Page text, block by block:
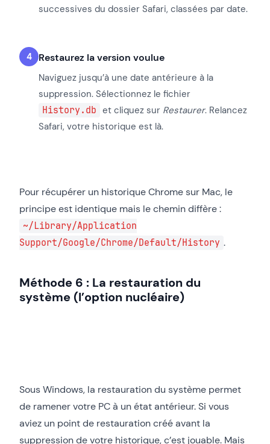
successives du dossier Safari, classées par date.
Restaurez la version voulue
Naviguez jusqu’à une date antérieure à la
suppression. Sélectionnez le fichier
History.db et cliquez sur Restaurer. Relancez
Safari, votre historique est là.
Pour récupérer un historique Chrome sur Mac, le
principe est identique mais le chemin diffère :
~/Library/Application
Support/Google/Chrome/Default/History .
Méthode 6 : La restauration du
système (l’option nucléaire)
Sous Windows, la restauration du système permet
de ramener votre PC à un état antérieur. Si vous
aviez un point de restauration créé avant la
suppression de votre historique, c’est jouable. Mais